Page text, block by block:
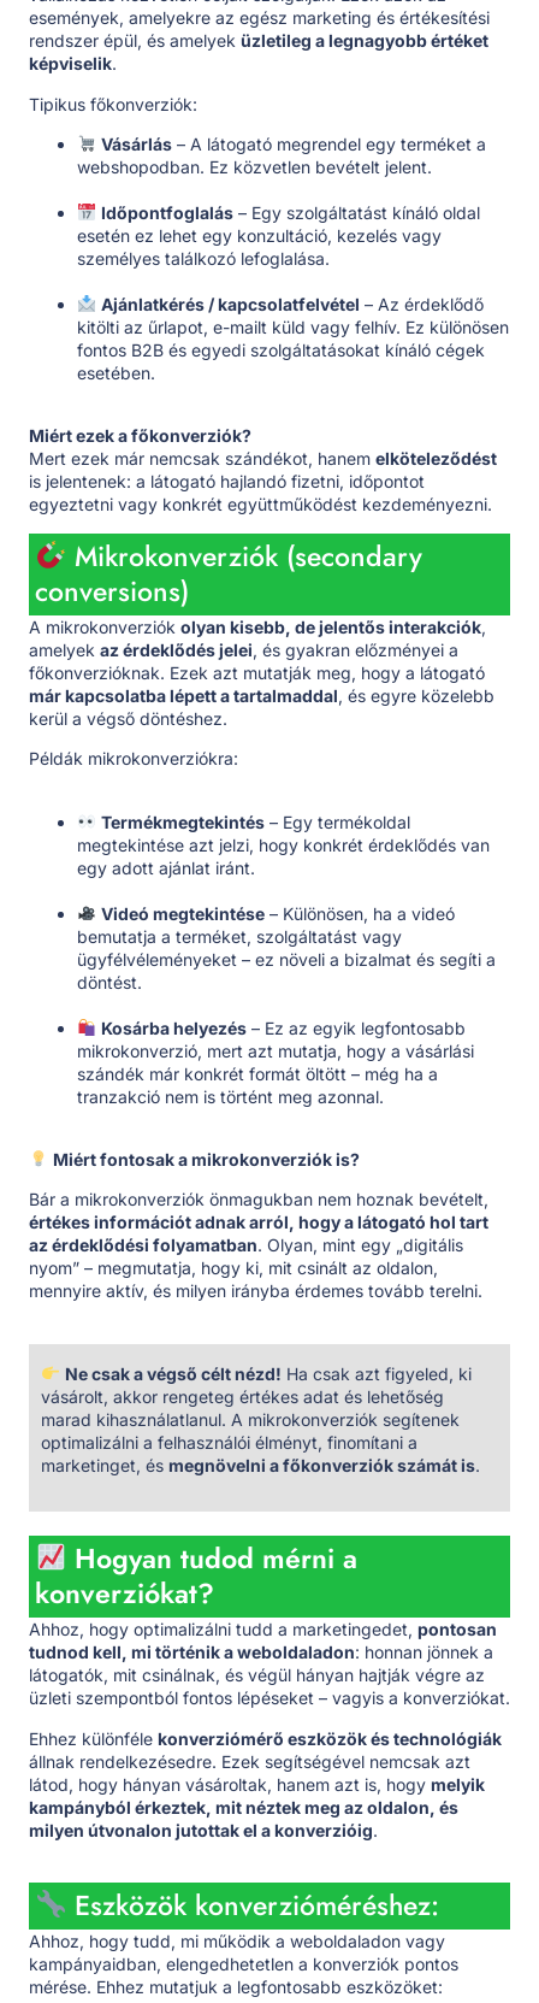
események, amelyekre az egész marketing és értékesítési
rendszer épül, és amelyek üzletileg a legnagyobb értéket
képviselik.
Tipikus főkonverziók:
Vásárlás– A látogató megrendel egy terméket a
webshopodban. Ez közvetlen bevételt jelent.
Időpontfoglalás– Egy szolgáltatást kínáló oldal
esetén ez lehet egy konzultáció, kezelés vagy
személyes találkozó lefoglalása.
Ajánlatkérés / kapcsolatfelvétel – Az érdeklődő
kitölti az űrlapot, e-mailt küld vagy felhív. Ez különösen
fontos B2B és egyedi szolgáltatásokat kínáló cégek
esetében.
Miért ezek a főkonverziók?
Mert ezek már nemcsak szándékot, hanem elköteleződést
is jelentenek: a látogató hajlandó fizetni, időpontot
egyeztetni vagy konkrét együttműködést kezdeményezni.
Mikrokonverziók (secondary
conversions)
A mikrokonverziók olyan kisebb, de jelentős interakciók,
amelyek az érdeklődés jelei, és gyakran előzményei a
főkonverzióknak. Ezek azt mutatják meg, hogy a látogató
már kapcsolatba lépett a tartalmaddal, és egyre közelebb
kerül a végső döntéshez.
Példák mikrokonverziókra:
Termékmegtekintés– Egy termékoldal
megtekintése azt jelzi, hogy konkrét érdeklődés van
egy adott ajánlat iránt.
Videó megtekintése– Különösen, ha a videó
bemutatja a terméket, szolgáltatást vagy
ügyfélvéleményeket – ez növeli a bizalmat és segíti a
döntést.
Kosárba helyezés– Ez az egyik legfontosabb
mikrokonverzió, mert azt mutatja, hogy a vásárlási
szándék már konkrét formát öltött – még ha a
tranzakció nem is történt meg azonnal.
Miért fontosak a mikrokonverziók is?
Bár a mikrokonverziók önmagukban nem hoznak bevételt,
értékes információt adnak arról, hogy a látogató hol tart
az érdeklődési folyamatban. Olyan, mint egy „digitális
nyom” – megmutatja, hogy ki, mit csinált az oldalon,
mennyire aktív, és milyen irányba érdemes tovább terelni.
Ne csak a végső célt nézd! Ha csak azt figyeled, ki
vásárolt, akkor rengeteg értékes adat és lehetőség
marad kihasználatlanul. A mikrokonverziók segítenek
optimalizálni a felhasználói élményt, finomítani a
marketinget, és megnövelni a főkonverziók számát is.
Hogyan tudod mérni a
konverziókat?
Ahhoz, hogy optimalizálni tudd a marketingedet, pontosan
tudnod kell, mi történik a weboldaladon: honnan jönnek a
látogatók, mit csinálnak, és végül hányan hajtják végre az
üzleti szempontból fontos lépéseket – vagyis a konverziókat.
Ehhez különféle konverziómérő eszközök és technológiák
állnak rendelkezésedre. Ezek segítségével nemcsak azt
látod, hogy hányan vásároltak, hanem azt is, hogy melyik
kampányból érkeztek, mit néztek meg az oldalon, és
milyen útvonalon jutottak el a konverzióig.
Eszközök konverzióméréshez:
Ahhoz, hogy tudd, mi működik a weboldaladon vagy
kampányaidban, elengedhetetlen a konverziók pontos
mérése. Ehhez mutatjuk a legfontosabb eszközöket: